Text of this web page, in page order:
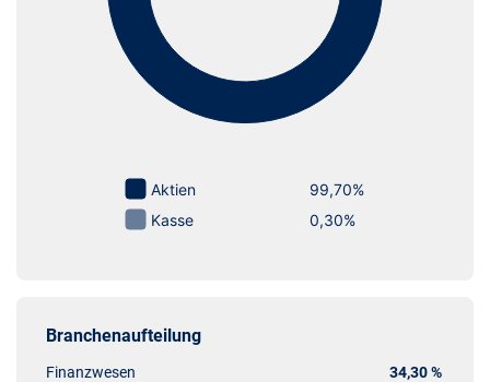
Branchenaufteilung
Finanzwesen
34,30 %